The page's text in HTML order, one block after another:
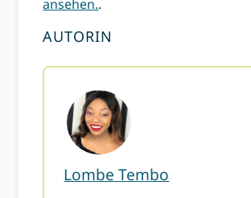
ansehen..
AUTORIN
Lombe Tembo